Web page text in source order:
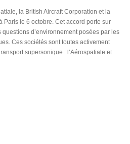
la British Aircraft Corporation et la
Paris le 6 octobre. Cet accord porte sur
questions d’environnement posées par les
Ces sociétés sont toutes activement
supersonique : l’Aérospatiale et